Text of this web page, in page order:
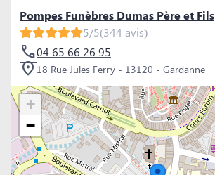
Pompes Funèbres Dumas Père et Fils
5/5(344 avis)
04 65 66 26 95
18 Rue Jules Ferry - 13120 - Gardanne
+
−